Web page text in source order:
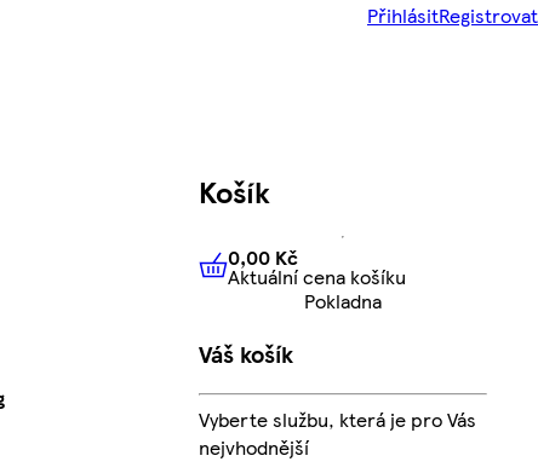
PřihlásitRegistrovat
Košík
0,00 KčAktuální cena košíku
0,00 Kč
Aktuální cena košíku
Pokladna
Váš košík
Vyberte službu, která je pro Vás
nejvhodnější